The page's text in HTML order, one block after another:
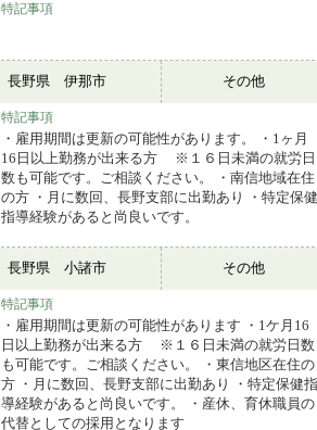
特記事項
長野県 伊那市 その他
特記事項
・雇用期間は更新の可能性があります。 ・1ヶ月
16日以上勤務が出来る方 ※１６日未満の就労日
数も可能です。ご相談ください。 ・南信地域在住
の方 ・月に数回、長野支部に出勤あり ・特定保健
指導経験があると尚良いです。
長野県 小諸市 その他
特記事項
・雇用期間は更新の可能性があります ・1ケ月16
日以上勤務が出来る方 ※１６日未満の就労日数
も可能です。ご相談ください。 ・東信地区在住の
方 ・月に数回、長野支部に出勤あり ・特定保健指
導経験があると尚良いです。 ・産休、育休職員の
代替としての採用となります